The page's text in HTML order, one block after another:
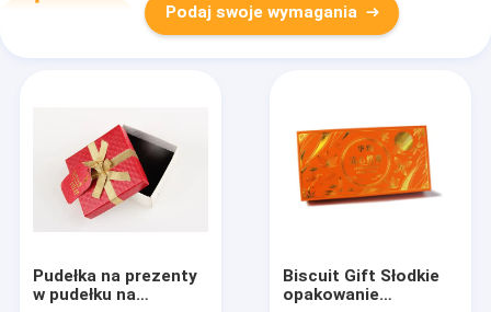
Podaj swoje wymagania
Pudełka na prezenty
w pudełku na
Biscuit Gift Słodkie
opakowanie